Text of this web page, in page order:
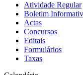
Atividade Regular
Boletim
Actas
Concursos
Editais
Formulários
Taxas